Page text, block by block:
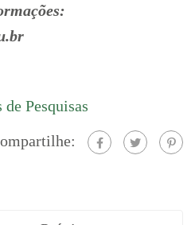
Pesquisas